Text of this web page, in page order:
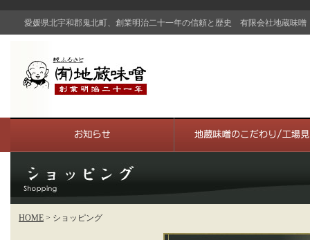
愛媛県北宇和郡鬼北町、創業明治二十一年の信頼と歴史 有限会社地蔵味噌
HOME > ショッピング